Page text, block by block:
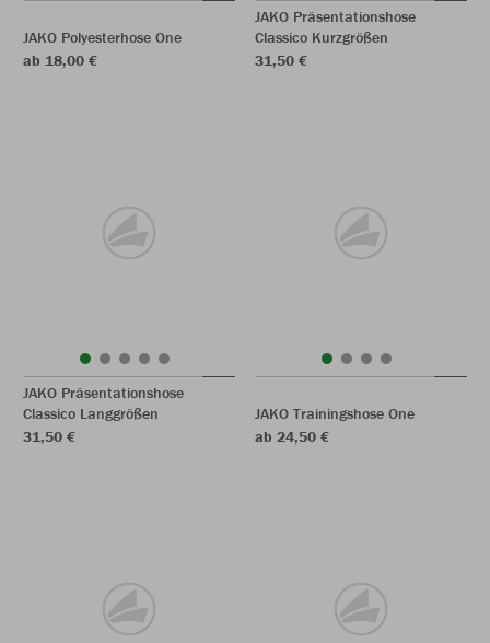
JAKO Polyesterhose One
ab 18,00 €
JAKO Präsentationshose
Classico Kurzgrößen
31,50 €
JAKO Präsentationshose
Classico Langgrößen
31,50 €
JAKO Trainingshose One
ab 24,50 €